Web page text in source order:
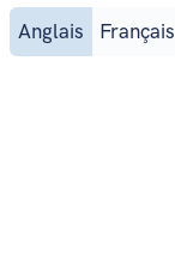
Anglais Français